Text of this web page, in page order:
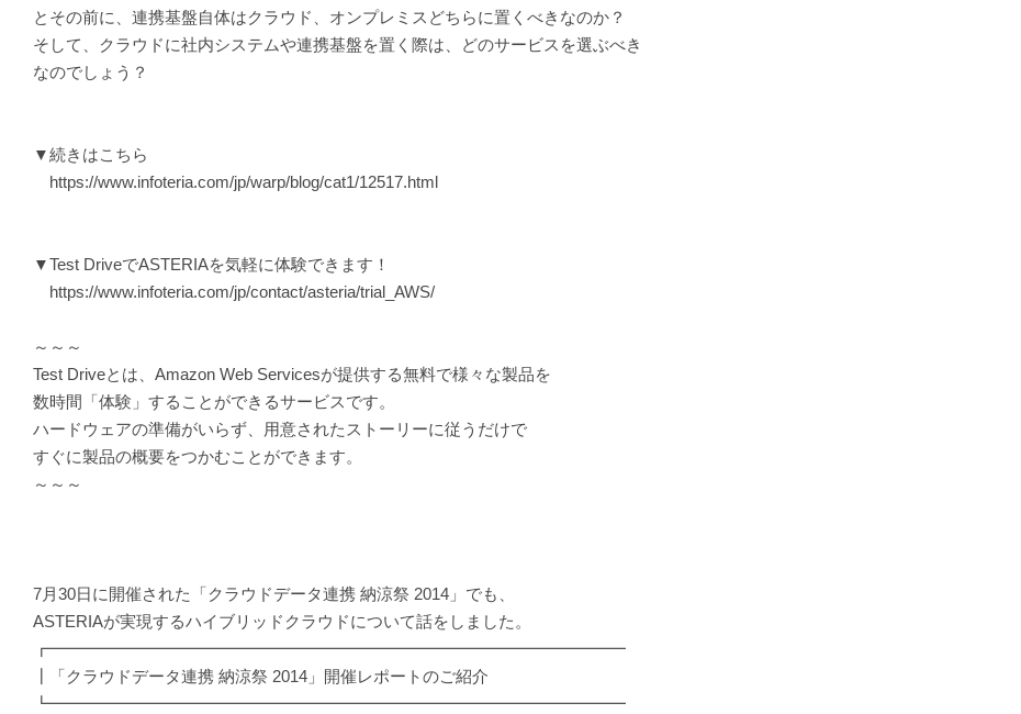
とその前に、連携基盤自体はクラウド、オンプレミスどちらに置くべきなのか？
そして、クラウドに社内システムや連携基盤を置く際は、どのサービスを選ぶべき
なのでしょう？
▼続きはこちら
https://www.infoteria.com/jp/warp/blog/cat1/12517.html
▼Test DriveでASTERIAを気軽に体験できます！
https://www.infoteria.com/jp/contact/asteria/trial_AWS/
～～～
Test Driveとは、Amazon Web Servicesが提供する無料で様々な製品を
数時間「体験」することができるサービスです。
ハードウェアの準備がいらず、用意されたストーリーに従うだけで
すぐに製品の概要をつかむことができます。
～～～
7月30日に開催された「クラウドデータ連携 納涼祭 2014」でも、
ASTERIAが実現するハイブリッドクラウドについて話をしました。
┏━━━━━━━━━━━━━━━━━━━━━━━━━━━━━━━━━━━
┃「クラウドデータ連携 納涼祭 2014」開催レポートのご紹介
┗━━━━━━━━━━━━━━━━━━━━━━━━━━━━━━━━━━━